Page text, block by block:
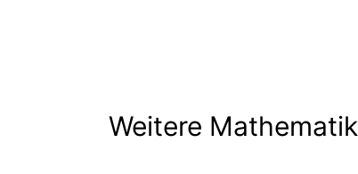
Weitere Mathematik